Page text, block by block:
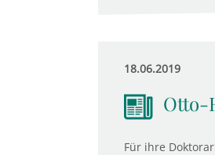
18.06.2019
Otto-
Für ihre